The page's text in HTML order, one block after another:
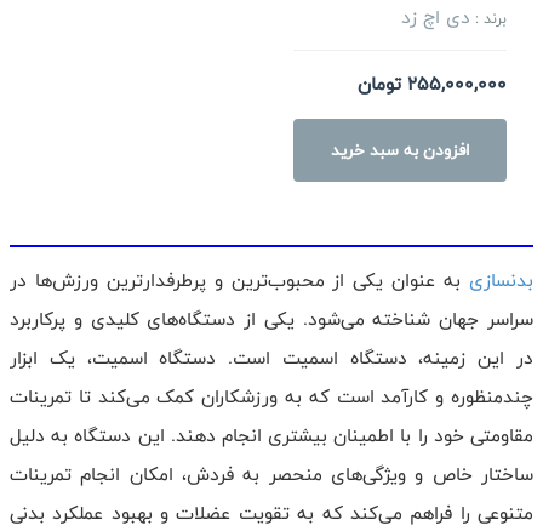
برند : دی اچ زد
255,000,000 تومان
افزودن به سبد خرید
بدنسازی به عنوان یکی از محبوب‌ترین و پرطرفدارترین ورزش‌ها در
سراسر جهان شناخته می‌شود. یکی از دستگاه‌های کلیدی و پرکاربرد
در این زمینه، دستگاه اسمیت است. دستگاه اسمیت، یک ابزار
چندمنظوره و کارآمد است که به ورزشکاران کمک می‌کند تا تمرینات
مقاومتی خود را با اطمینان بیشتری انجام دهند. این دستگاه به دلیل
ساختار خاص و ویژگی‌های منحصر به فردش، امکان انجام تمرینات
متنوعی را فراهم می‌کند که به تقویت عضلات و بهبود عملکرد بدنی